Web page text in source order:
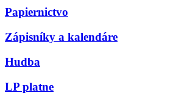
Papiernictvo
Zápisníky a kalendáre
Hudba
LP platne